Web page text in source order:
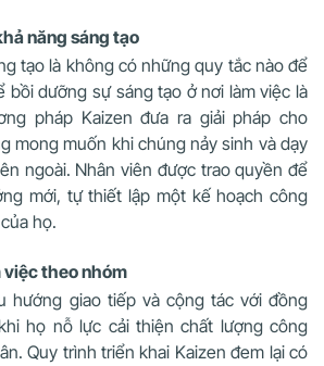
năng sáng tạo
tạo là không có những quy tắc nào để
bồi dưỡng sự sáng tạo ở nơi làm việc là
pháp Kaizen đưa ra giải pháp cho
mong muốn khi chúng nảy sinh và dạy
ngoài. Nhân viên được trao quyền để
mới, tự thiết lập một kế hoạch công
họ.
theo nhóm
hướng giao tiếp và cộng tác với đồng
họ nỗ lực cải thiện chất lượng công
Quy trình triển khai Kaizen đem lại có